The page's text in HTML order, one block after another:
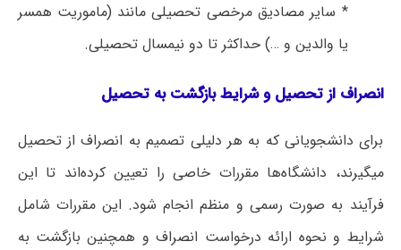
* سایر مصادیق مرخصی تحصیلی مانند (ماموریت همسر
یا والدین و …) حداکثر تا دو نیمسال تحصیلی.
انصراف از تحصیل و شرایط بازگشت به تحصیل
برای دانشجویانی که به هر دلیلی تصمیم به انصراف از تحصیل
میگیرند، دانشگاه‌ها مقررات خاصی را تعیین کرده‌اند تا این
فرآیند به صورت رسمی و منظم انجام شود. این مقررات شامل
شرایط و نحوه ارائه درخواست انصراف و همچنین بازگشت به